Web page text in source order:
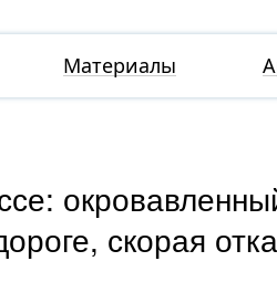
Материалы
скорая